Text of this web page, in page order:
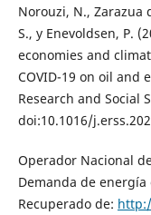
Norouzi, N., Zarazua
S., y Enevoldsen, P.
economies and
COVID-19 on oil and
Research and Social
doi:10.1016/
Operador Nacional
Demanda de
Recuperado de: